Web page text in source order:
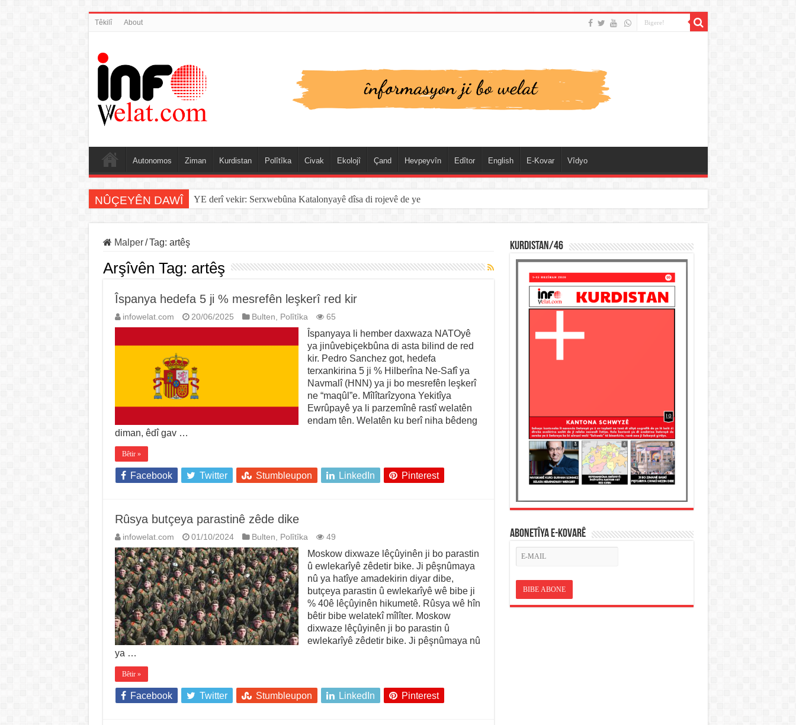
Têkilî About
Autonomos Ziman Kurdistan Polîtîka Civak Ekolojî Çand Hevpeyvîn Edîtor English E-Kovar Vîdyo
NÛÇEYÊN DAWÎ YE derî vekir: Serxwebûna Katalonyayê dîsa di rojevê de ye
Malper / Tag: artêş
Arşîvên Tag: artêş
Îspanya hedefa 5 ji % mesrefên leşkerî red kir
infowelat.com 20/06/2025 Bulten, Polîtîka 65
Îspanyaya li hember daxwaza NATOyê
ya jinûvebiçekbûna di asta bilind de red
kir. Pedro Sanchez got, hedefa
terxankirina 5 ji % Hilberîna Ne-Safî ya
Navmalî (HNN) ya ji bo mesrefên leşkerî
ne “maqûl”e. Mîlîtarîzyona Yekitîya
Ewrûpayê ya li parzemînê rastî welatên
endam tên. Welatên ku berî niha bêdeng
diman, êdî gav …
Bêtir »
Facebook Twitter Stumbleupon LinkedIn Pinterest
Rûsya butçeya parastinê zêde dike
infowelat.com 01/10/2024 Bulten, Polîtîka 49
Moskow dixwaze lêçûyinên ji bo parastin
û ewlekarîyê zêdetir bike. Ji pêşnûmaya
nû ya hatîye amadekirin diyar dibe,
butçeya parastin û ewlekarîyê wê bibe ji
% 40ê lêçûyinên hikumetê. Rûsya wê hîn
bêtir bibe welatekî mîlîter. Moskow
dixwaze lêçûyinên ji bo parastin û
ewlekarîyê zêdetir bike. Ji pêşnûmaya nû
ya …
Bêtir »
Facebook Twitter Stumbleupon LinkedIn Pinterest
KURDISTAN/46
ABONETÎYA E-KOVARÊ